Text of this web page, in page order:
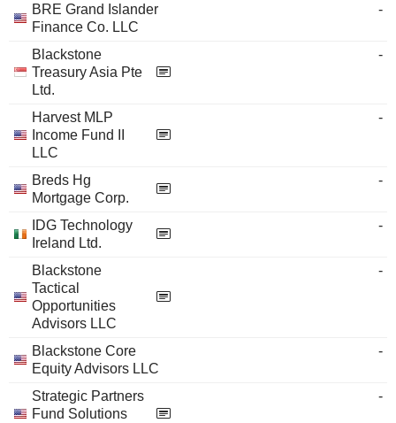
BRE Grand Islander
Finance Co. LLC
-
Blackstone
Treasury Asia Pte
Ltd.
-
Harvest MLP
Income Fund II
LLC
-
Breds Hg
Mortgage Corp.
-
IDG Technology
Ireland Ltd.
-
Blackstone
Tactical
Opportunities
Advisors LLC
-
Blackstone Core
Equity Advisors LLC
-
Strategic Partners
Fund Solutions
-